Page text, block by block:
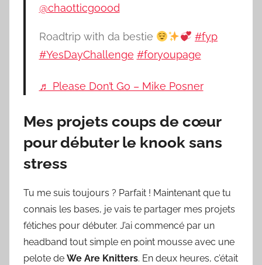
@chaotticgoood
Roadtrip with da bestie
#fyp
#YesDayChallenge #foryoupage
♬ Please Don’t Go – Mike Posner
Mes projets coups de cœur
pour débuter le knook sans
stress
Tu me suis toujours ? Parfait ! Maintenant que tu
connais les bases, je vais te partager mes projets
fétiches pour débuter. J’ai commencé par un
headband tout simple en point mousse avec une
pelote de We Are Knitters. En deux heures, c’était